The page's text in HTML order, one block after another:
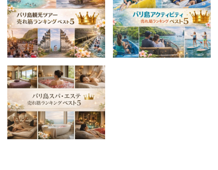
日の過ごし方
島発インドネシア国内ツアー
島発インドネシア国外ツアー
遺産
伝統舞踊/ショー